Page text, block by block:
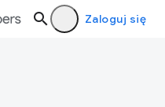
Zaloguj się